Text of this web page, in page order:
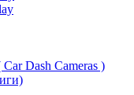
Dash Cameras )